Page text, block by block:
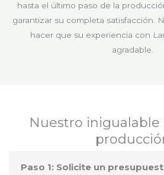
hasta el último paso de la
garantizar su completa satisfacción.
hacer que su experiencia con
agradable.
Nuestro inigualable
Paso 1: Solicite un